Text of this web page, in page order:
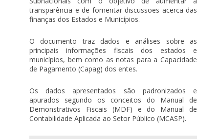
transparência e de fomentar discussões acerca das
finanças dos Estados e Municípios.
O documento traz dados e análises sobre as
principais informações fiscais dos estados e
municípios, bem como as notas para a Capacidade
de Pagamento (Capag) dos entes.
Os dados apresentados são padronizados e
apurados segundo os conceitos do Manual de
Demonstrativos Fiscais (MDF) e do Manual de
Contabilidade Aplicada ao Setor Público (MCASP).